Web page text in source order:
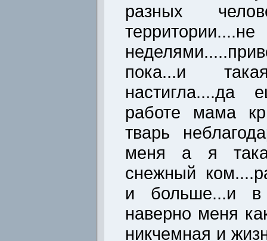
разных
пока...и
работе мама
тварь
меня а я
снежный
и больше...и в
наверно меня
никчемная и